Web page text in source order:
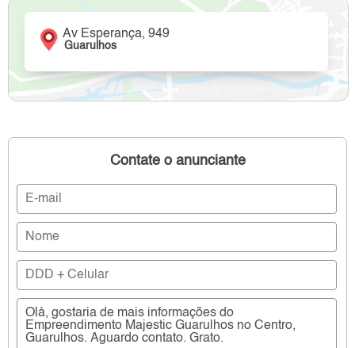
Av Esperança, 949
Guarulhos
Contate o anunciante